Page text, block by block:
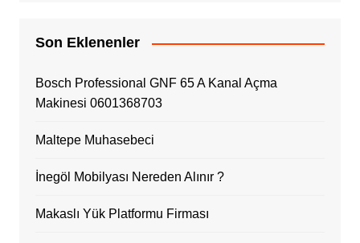
Son Eklenenler
Bosch Professional GNF 65 A Kanal Açma
Makinesi 0601368703
Maltepe Muhasebeci
İnegöl Mobilyası Nereden Alınır ?
Makaslı Yük Platformu Firması